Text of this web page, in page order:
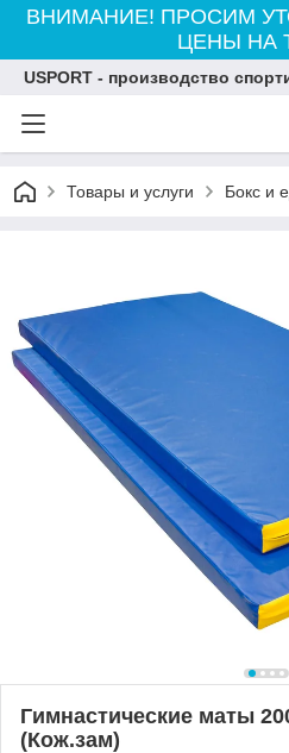
ВНИМАНИЕ! ПРОСИМ
ЦЕНЫ НА
USPORT - производство
Товары и услуги Бокс и
Гимнастические маты
(Кож.зам)